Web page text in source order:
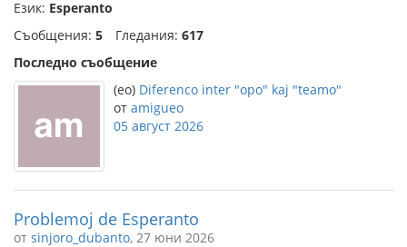
Език: Esperanto
Съобщения: 5 Гледания: 617
Последно съобщение
(eo) Diferenco inter "opo" kaj "teamo"
от amigueo
05 август 2026
Problemoj de Esperanto
от sinjoro_dubanto, 27 юни 2026